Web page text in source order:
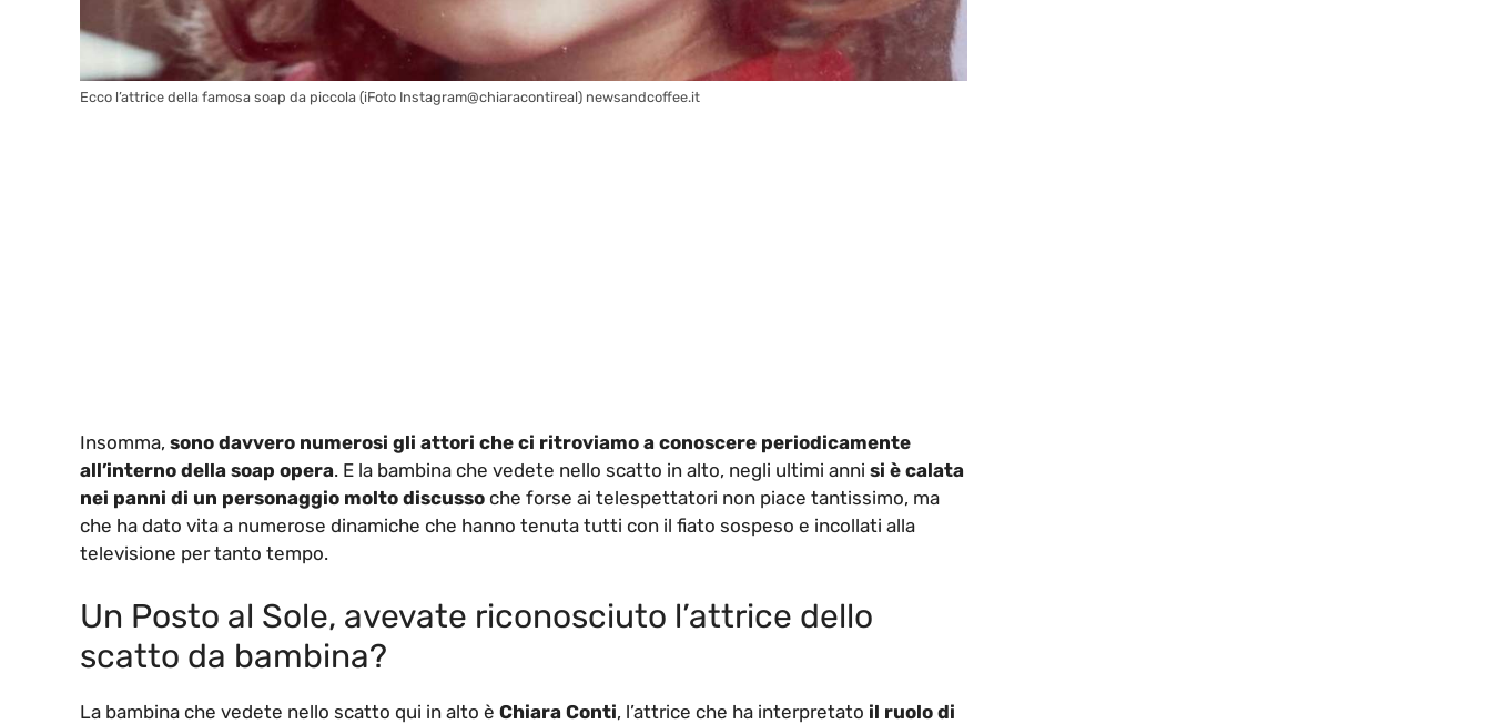
Ecco l’attrice della famosa soap da piccola (iFoto Instagram@chiaracontireal) newsandcoffee.it
Insomma, sono davvero numerosi gli attori che ci ritroviamo a conoscere periodicamente
all’interno della soap opera. E la bambina che vedete nello scatto in alto, negli ultimi anni si è calata
nei panni di un personaggio molto discusso che forse ai telespettatori non piace tantissimo, ma
che ha dato vita a numerose dinamiche che hanno tenuta tutti con il fiato sospeso e incollati alla
televisione per tanto tempo.
Un Posto al Sole, avevate riconosciuto l’attrice dello
scatto da bambina?
La bambina che vedete nello scatto qui in alto è Chiara Conti, l’attrice che ha interpretato il ruolo di